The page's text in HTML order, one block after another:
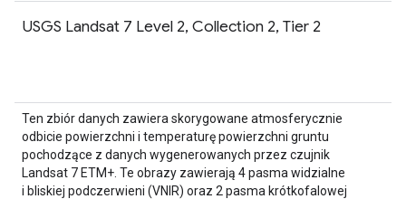
USGS Landsat 7 Level 2, Collection 2, Tier 2
Ten zbiór danych zawiera skorygowane atmosferycznie
odbicie powierzchni i temperaturę powierzchni gruntu
pochodzące z danych wygenerowanych przez czujnik
Landsat 7 ETM+. Te obrazy zawierają 4 pasma widzialne
i bliskiej podczerwieni (VNIR) oraz 2 pasma krótkofalowej